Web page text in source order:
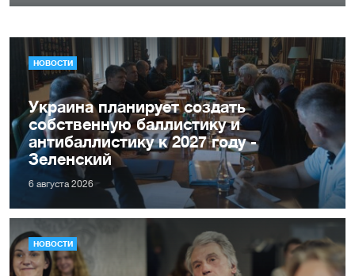
НОВОСТИ
Украина планирует создать
собственную баллистику и
антибаллистику к 2027 году -
Зеленский
6 августа 2026
НОВОСТИ